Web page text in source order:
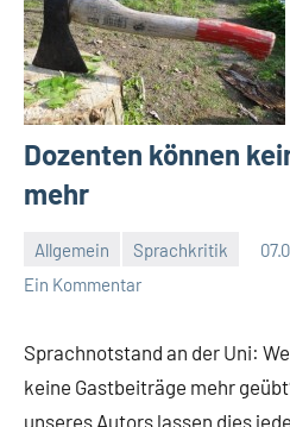
Dozenten können
mehr
Allgemein Sprachkritik
Ein Kommentar
Sprachnotstand an der Uni:
keine Gastbeiträge mehr
unseres Autors lassen dies